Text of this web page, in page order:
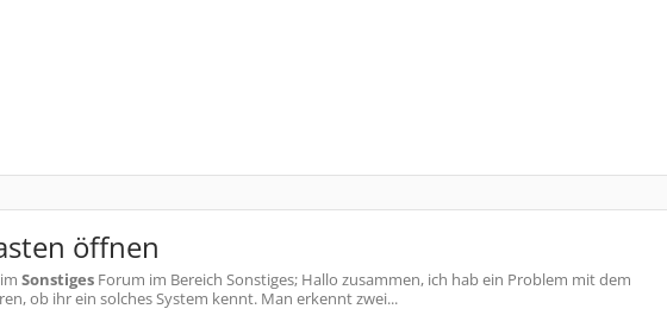
öffnen
im Sonstiges Forum im Bereich Sonstiges; Hallo zusammen, ich hab ein Problem mit dem
ob ihr ein solches System kennt. Man erkennt zwei...